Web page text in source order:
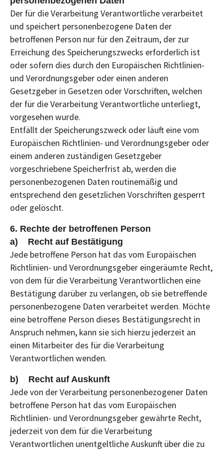
Der für die Verarbeitung Verantwortliche verarbeitet
und speichert personenbezogene Daten der
betroffenen Person nur für den Zeitraum, der zur
Erreichung des Speicherungszwecks erforderlich ist
oder sofern dies durch den Europäischen Richtlinien-
und Verordnungsgeber oder einen anderen
Gesetzgeber in Gesetzen oder Vorschriften, welchen
der für die Verarbeitung Verantwortliche unterliegt,
vorgesehen wurde.
Entfällt der Speicherungszweck oder läuft eine vom
Europäischen Richtlinien- und Verordnungsgeber oder
einem anderen zuständigen Gesetzgeber
vorgeschriebene Speicherfrist ab, werden die
personenbezogenen Daten routinemäßig und
entsprechend den gesetzlichen Vorschriften gesperrt
oder gelöscht.
6. Rechte der betroffenen Person
a) Recht auf Bestätigung
Jede betroffene Person hat das vom Europäischen
Richtlinien- und Verordnungsgeber eingeräumte Recht,
von dem für die Verarbeitung Verantwortlichen eine
Bestätigung darüber zu verlangen, ob sie betreffende
personenbezogene Daten verarbeitet werden. Möchte
eine betroffene Person dieses Bestätigungsrecht in
Anspruch nehmen, kann sie sich hierzu jederzeit an
einen Mitarbeiter des für die Verarbeitung
Verantwortlichen wenden.
b) Recht auf Auskunft
Jede von der Verarbeitung personenbezogener Daten
betroffene Person hat das vom Europäischen
Richtlinien- und Verordnungsgeber gewährte Recht,
jederzeit von dem für die Verarbeitung
Verantwortlichen unentgeltliche Auskunft über die zu